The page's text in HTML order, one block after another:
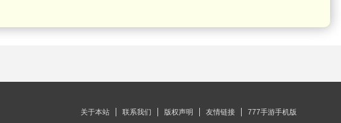
关于本站 联系我们 版权声明 友情链接 777手游手机版